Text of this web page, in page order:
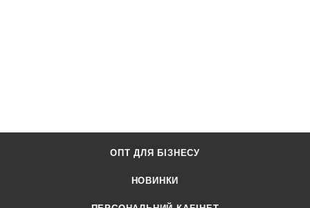
ОПТ ДЛЯ БІЗНЕСУ
НОВИНКИ